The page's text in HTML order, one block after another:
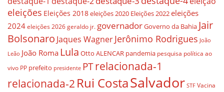
eleições Eleições 2018eleições 2020 Eleições 2022eleições
2024 eleições 2026 geraldo jr. governadorGoverno da Bahia Jair
Bolsonaro Jaques WagnerJerônimo Rodrigues João
Leão João Roma Lula Otto ALENCAR pandemia pesquisa política ao
vivo PP prefeito presidente PTrelacionada-1
relacionada-2 Rui CostaSalvador STF Vacina